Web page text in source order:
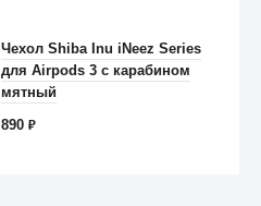
Anker
Чехол Shiba Inu iNeez Series
для Airpods 3 с карабином
мятный
890₽